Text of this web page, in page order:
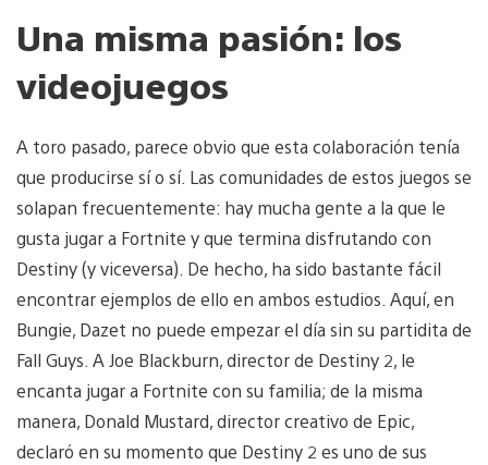
Una misma pasión: los
videojuegos
A toro pasado, parece obvio que esta colaboración tenía
que producirse sí o sí. Las comunidades de estos juegos se
solapan frecuentemente: hay mucha gente a la que le
gusta jugar a Fortnite y que termina disfrutando con
Destiny (y viceversa). De hecho, ha sido bastante fácil
encontrar ejemplos de ello en ambos estudios. Aquí, en
Bungie, Dazet no puede empezar el día sin su partidita de
Fall Guys. A Joe Blackburn, director de Destiny 2, le
encanta jugar a Fortnite con su familia; de la misma
manera, Donald Mustard, director creativo de Epic,
declaró en su momento que Destiny 2 es uno de sus